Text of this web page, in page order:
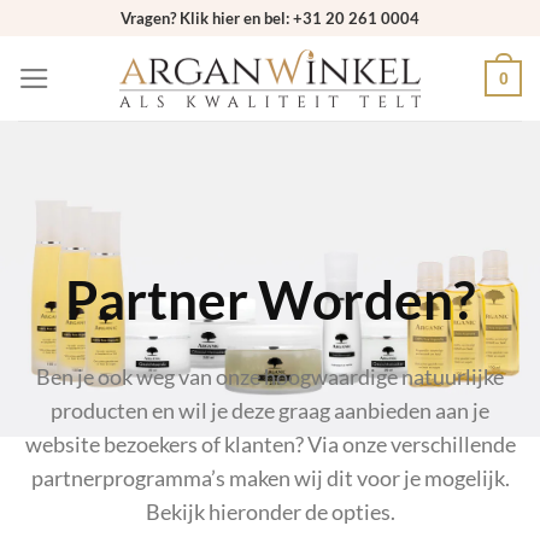
inhoud
Vragen? Klik hier en bel: +31 20 261 0004
0
Partner Worden?
Ben je ook weg van onze hoogwaardige natuurlijke
producten en wil je deze graag aanbieden aan je
website bezoekers of klanten? Via onze verschillende
partnerprogramma’s maken wij dit voor je mogelijk.
Bekijk hieronder de opties.